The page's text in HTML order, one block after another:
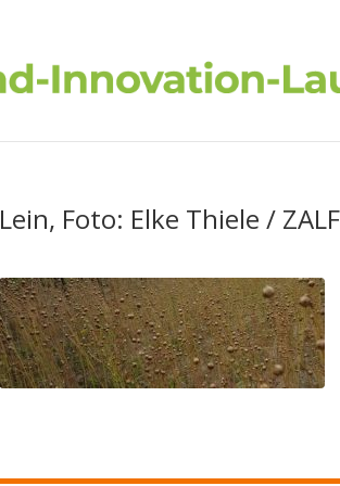
Lein, Foto: Elke Thiele / ZALF